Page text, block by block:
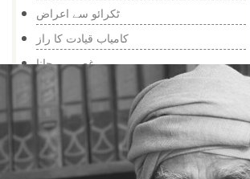
ٹکرائو سے اعراض
کامیاب قیادت کا راز
غصہ پی جانا
مشورہ مفید ہے
دعوت یعنی انسانی خیر خواہی
سی پی ایس کا مقصد
اعتکاف